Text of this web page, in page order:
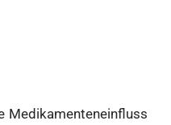
Medikamenteneinfluss